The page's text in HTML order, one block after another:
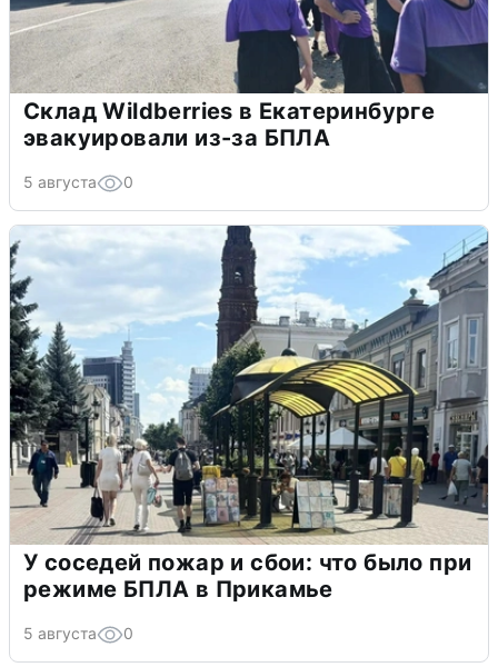
Склад Wildberries в Екатеринбурге
эвакуировали из-за БПЛА
5 августа 0
У соседей пожар и сбои: что было при
режиме БПЛА в Прикамье
5 августа 0